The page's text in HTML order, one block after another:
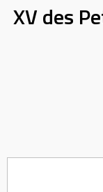
XV des